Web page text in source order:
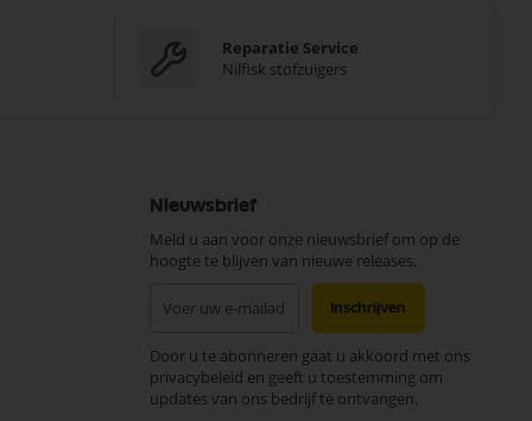
Reparatie Service
Nilfisk stofzuigers
Nieuwsbrief
Meld u aan voor onze nieuwsbrief om op de
hoogte te blijven van nieuwe releases.
onze
nieuwsbrief
Inschrijven
Door u te abonneren gaat u akkoord met ons
privacybeleid en geeft u toestemming om
updates van ons bedrijf te ontvangen.